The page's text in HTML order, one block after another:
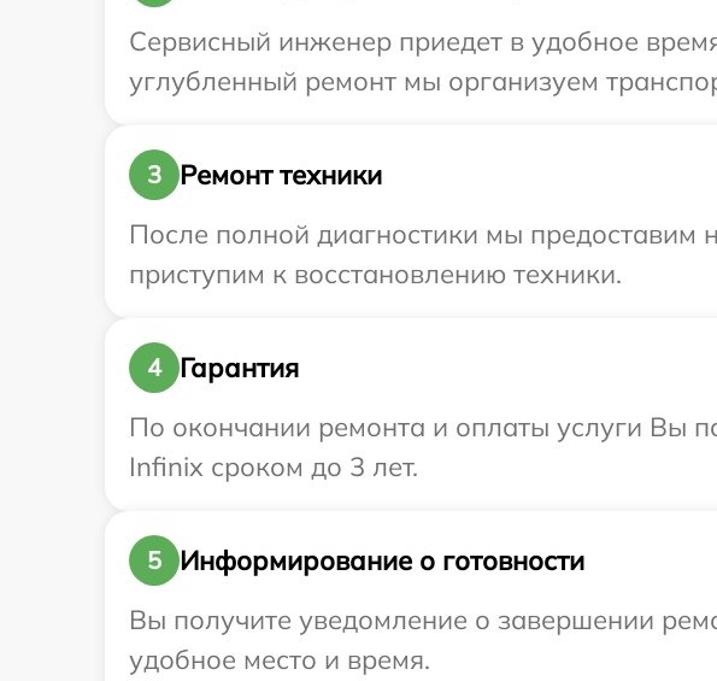
Сервисный инженер приедет в удобное
углубленный ремонт мы организуем
3
Ремонт техники
После полной диагностики мы предоставим
приступим к восстановлению техники.
4
Гарантия
По окончании ремонта и оплаты услуги Вы
Infinix сроком до 3 лет.
5
Информирование о готовности
Вы получите уведомление о завершении
удобное место и время.